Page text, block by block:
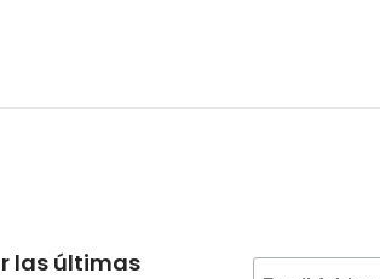
las últimas